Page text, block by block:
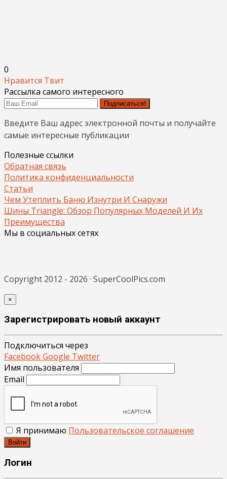
0
Нравится Твит
Рассылка самого интересного
Подписаться!
Введите Ваш адрес электронной почты и получайте
самые интересные публикации
Полезные ссылки
Обратная связь
Политика конфиденциальности
Статьи
Чем Утеплить Баню Изнутри И Снаружи
Шины Triangle: Обзор Популярных Моделей И Их
Преимущества
Мы в социальных сетях
Copyright 2012 - 2026 · SuperCoolPics.com
×
Зарегистрировать новый аккаунт
Подключиться через
FacebookGoogle Twitter
Имя пользователя
Email
Я принимаю Пользовательское соглашение
Войти
Логин